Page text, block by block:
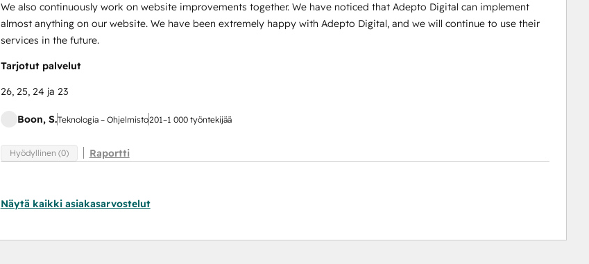
We also continuously work on website improvements together. We have noticed that Adepto Digital can implement
almost anything on our website. We have been extremely happy with Adepto Digital, and we will continue to use their
services in the future.
Tarjotut palvelut
26, 25, 24 ja 23
Boon, S.Teknologia – Ohjelmisto201–1 000 työntekijää
Hyödyllinen (0) Raportti
Näytä kaikki asiakasarvostelut